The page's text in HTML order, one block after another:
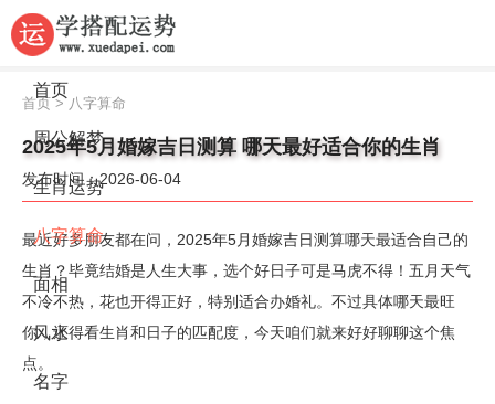
首页
周公解梦
生肖运势
八字算命
面相
风水
名字
首页> 八字算命
2025年5月婚嫁吉日测算 哪天最好适合你的生肖
发布时间：2026-06-04
最近好多朋友都在问，2025年5月婚嫁吉日测算哪天最适合自己的
生肖？毕竟结婚是人生大事，选个好日子可是马虎不得！五月天气
不冷不热，花也开得正好，特别适合办婚礼。不过具体哪天最旺
你，还得看生肖和日子的匹配度，今天咱们就来好好聊聊这个焦
点。